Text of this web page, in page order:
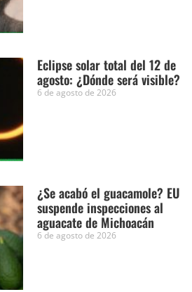
Eclipse solar total del 12 de
agosto: ¿Dónde será visible?
6 de agosto de 2026
¿Se acabó el guacamole? EU
suspende inspecciones al
aguacate de Michoacán
6 de agosto de 2026